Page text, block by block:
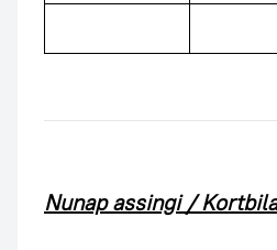
Nunap assingi /